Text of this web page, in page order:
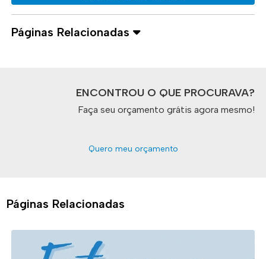
Páginas Relacionadas
ENCONTROU O QUE PROCURAVA?
Faça seu orçamento grátis agora mesmo!
Quero meu orçamento
Páginas Relacionadas